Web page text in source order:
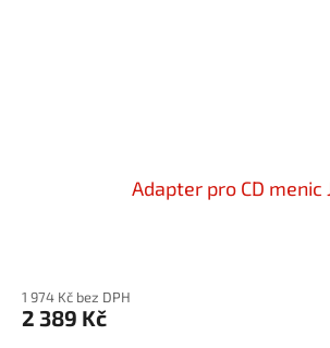
Adapter pro CD menic
1 974 Kč bez DPH
2 389 Kč